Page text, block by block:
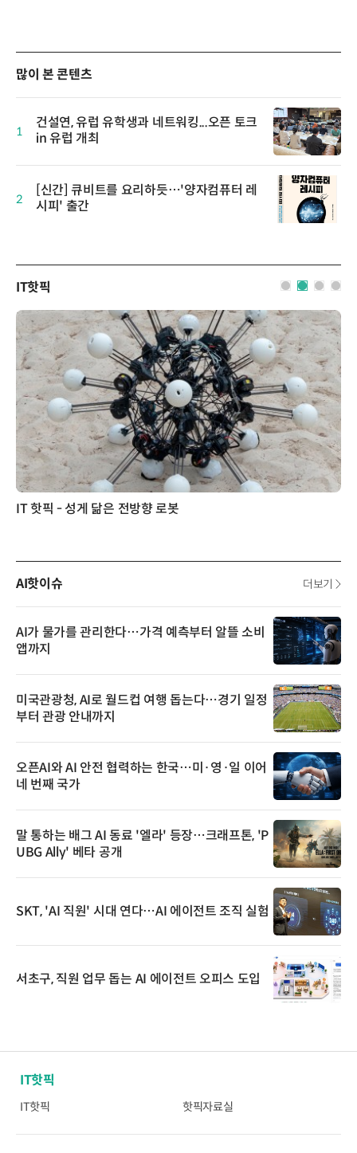
많이 본 콘텐츠
1
건설연, 유럽 유학생과 네트워킹...오픈 토크
in 유럽 개최
2
[신간] 큐비트를 요리하듯…'양자컴퓨터 레
시피' 출간
IT핫픽
IT 핫픽 - 성게 닮은 전방향 로봇
AI핫이슈 더보기
AI가 물가를 관리한다…가격 예측부터 알뜰 소비
앱까지
미국관광청, AI로 월드컵 여행 돕는다…경기 일정
부터 관광 안내까지
오픈AI와 AI 안전 협력하는 한국…미·영·일 이어
네 번째 국가
말 통하는 배그 AI 동료 '엘라' 등장…크래프톤, 'P
UBG Ally' 베타 공개
SKT, 'AI 직원' 시대 연다…AI 에이전트 조직 실험
서초구, 직원 업무 돕는 AI 에이전트 오피스 도입
IT핫픽
IT핫픽 핫픽자료실